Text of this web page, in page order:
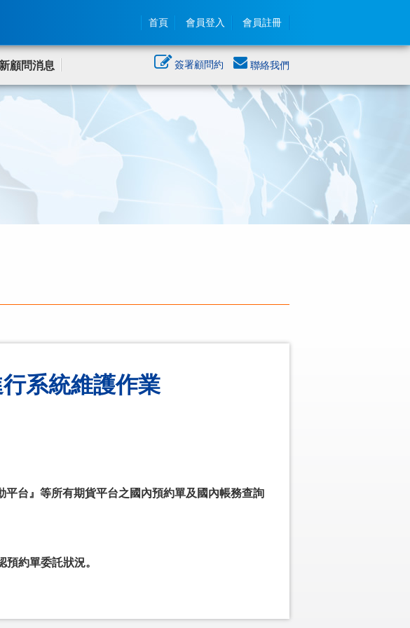
首頁 會員登入 會員註冊
顧問消息 簽署顧問約 聯絡我們
系統維護作業
台』等所有期貨平台之國內預約單及國內帳務查詢
約單委託狀況。